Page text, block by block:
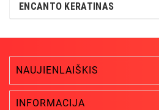
ENCANTO KERATINAS
NAUJIENLAIŠKIS
INFORMACIJA